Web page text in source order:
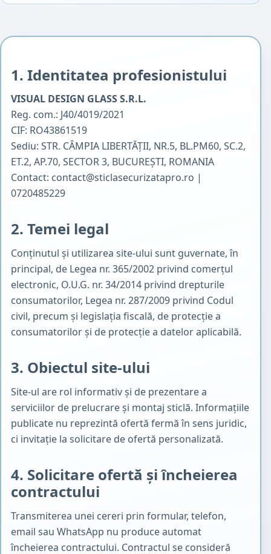
1. Identitatea profesionistului
VISUAL DESIGN GLASS S.R.L.
Reg. com.: J40/4019/2021
CIF: RO43861519
Sediu: STR. CÂMPIA LIBERTĂŢII, NR.5, BL.PM60, SC.2,
ET.2, AP.70, SECTOR 3, BUCUREŞTI, ROMANIA
Contact: contact@sticlasecurizatapro.ro |
0720485229
2. Temei legal
Conținutul și utilizarea site-ului sunt guvernate, în
principal, de Legea nr. 365/2002 privind comerțul
electronic, O.U.G. nr. 34/2014 privind drepturile
consumatorilor, Legea nr. 287/2009 privind Codul
civil, precum și legislația fiscală, de protecție a
consumatorilor și de protecție a datelor aplicabilă.
3. Obiectul site-ului
Site-ul are rol informativ și de prezentare a
serviciilor de prelucrare și montaj sticlă. Informațiile
publicate nu reprezintă ofertă fermă în sens juridic,
ci invitație la solicitare de ofertă personalizată.
4. Solicitare ofertă și încheierea
contractului
Transmiterea unei cereri prin formular, telefon,
email sau WhatsApp nu produce automat
încheierea contractului. Contractul se consideră